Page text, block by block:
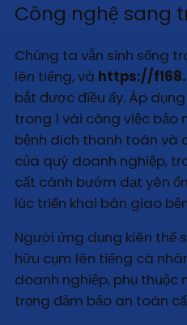
Công nghệ sang
Chúng ta vẫn sinh sống
lên tiếng, và https://
bắt được điều ấy. Áp
trong 1 vài công việc
bệnh dịch thanh toán và
của quý doanh nghiệp,
cất cánh bướm dạt yên
lúc triển khai bàn giao
Người ứng dụng kiên thế
hữu cụm lên tiếng cá
doanh nghiệp, phụ thuộc
trọng đảm bảo an toàn